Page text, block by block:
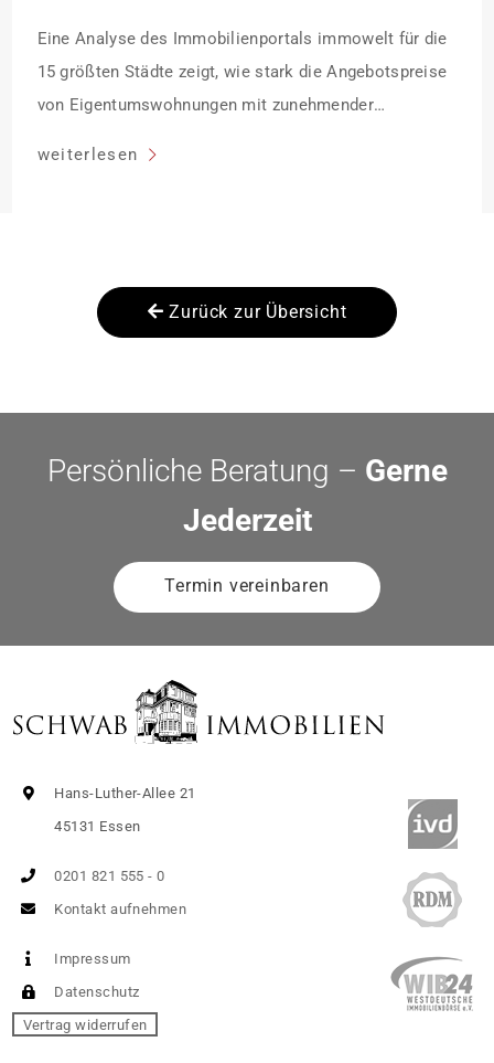
Eine Analyse des Immobilienportals immowelt für die
15 größten Städte zeigt, wie stark die Angebotspreise
von Eigentumswohnungen mit zunehmender
weiterlesen
Zurück zur Übersicht
Persönliche Beratung – Gerne
Jederzeit
Termin vereinbaren
Hans-Luther-Allee 21
45131 Essen
0201 821 555 - 0
Kontakt aufnehmen
Impressum
Datenschutz
Vertrag widerrufen